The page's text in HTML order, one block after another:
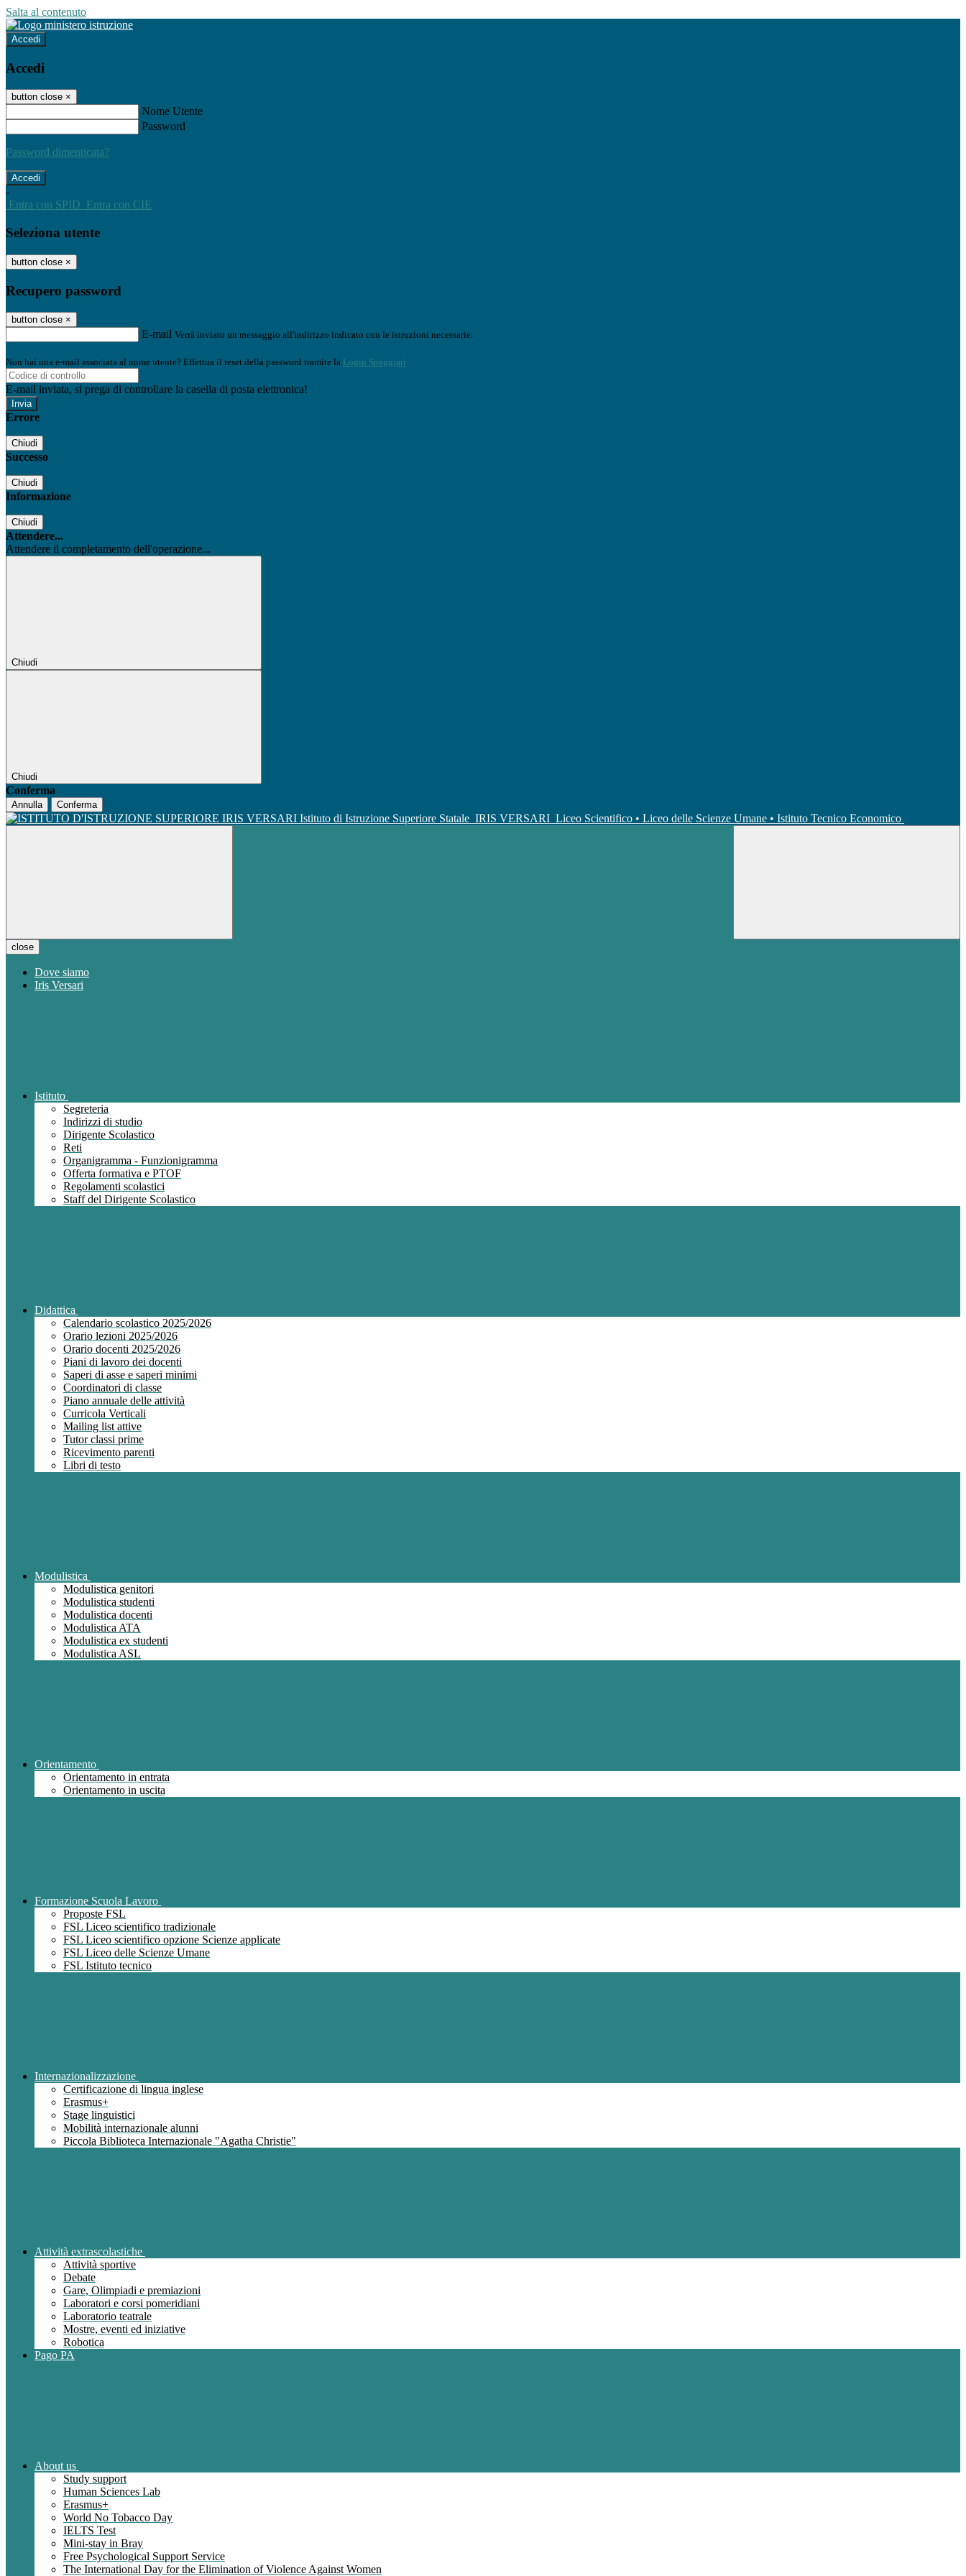
Salta al contenuto
Accedi
Accedi
button close ×
Nome Utente
Password
Password dimenticata?
-
Entra con SPID Entra con CIE
Seleziona utente
button close ×
Recupero password
button close ×
E-mail Verrà inviato un messaggio all'indirizzo indicato con le istruzioni necessarie.
Non hai una e-mail associata al nome utente? Effettua il reset della password tramite la Login Spaggiari
E-mail inviata, si prega di controllare la casella di posta elettronica!
Errore
Chiudi
Successo
Chiudi
Informazione
Chiudi
Attendere...
Attendere il completamento dell'operazione...
Chiudi
Chiudi
Conferma
Annulla Conferma
Istituto di Istruzione Superiore Statale IRIS VERSARI Liceo Scientifico • Liceo delle Scienze Umane • Istituto Tecnico Economico
close
Dove siamo
Iris Versari
Istituto
Segreteria
Indirizzi di studio
Dirigente Scolastico
Reti
Organigramma - Funzionigramma
Offerta formativa e PTOF
Regolamenti scolastici
Staff del Dirigente Scolastico
Didattica
Calendario scolastico 2025/2026
Orario lezioni 2025/2026
Orario docenti 2025/2026
Piani di lavoro dei docenti
Saperi di asse e saperi minimi
Coordinatori di classe
Piano annuale delle attività
Curricola Verticali
Mailing list attive
Tutor classi prime
Ricevimento parenti
Libri di testo
Modulistica
Modulistica genitori
Modulistica studenti
Modulistica docenti
Modulistica ATA
Modulistica ex studenti
Modulistica ASL
Orientamento
Orientamento in entrata
Orientamento in uscita
Formazione Scuola Lavoro
Proposte FSL
FSL Liceo scientifico tradizionale
FSL Liceo scientifico opzione Scienze applicate
FSL Liceo delle Scienze Umane
FSL Istituto tecnico
Internazionalizzazione
Certificazione di lingua inglese
Erasmus+
Stage linguistici
Mobilità internazionale alunni
Piccola Biblioteca Internazionale "Agatha Christie"
Attività extrascolastiche
Attività sportive
Debate
Gare, Olimpiadi e premiazioni
Laboratori e corsi pomeridiani
Laboratorio teatrale
Mostre, eventi ed iniziative
Robotica
Pago PA
About us
Study support
Human Sciences Lab
Erasmus+
World No Tobacco Day
IELTS Test
Mini-stay in Bray
Free Psychological Support Service
The International Day for the Elimination of Violence Against Women